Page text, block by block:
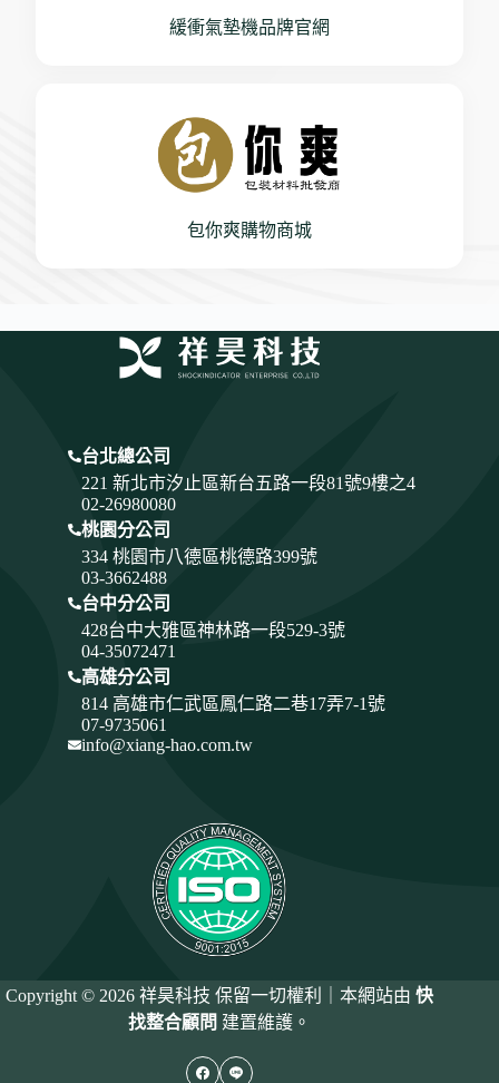
緩衝氣墊機品牌官網
包你爽購物商城
台北總公司
221 新北市汐止區新台五路一段81號9樓之4
02-26980080
桃園分公司
334 桃園市八德區桃德路399號
03-3662488
台中分公司
428台中大雅區神林路一段529-3號
04-35072471
高雄分公司
814 高雄市仁武區鳳仁路二巷17弄7-1號
07-9735061
info@xiang-hao.com.tw
Copyright © 2026 祥昊科技 保留一切權利｜本網站由快
找整合顧問 建置維護。